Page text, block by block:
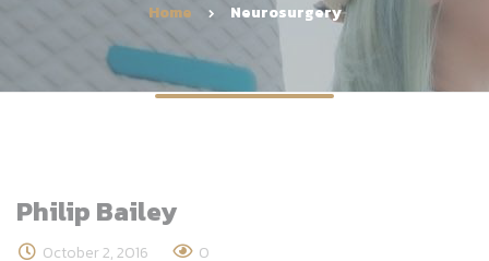
Home Neurosurgery
Philip Bailey
October 2, 2016 0